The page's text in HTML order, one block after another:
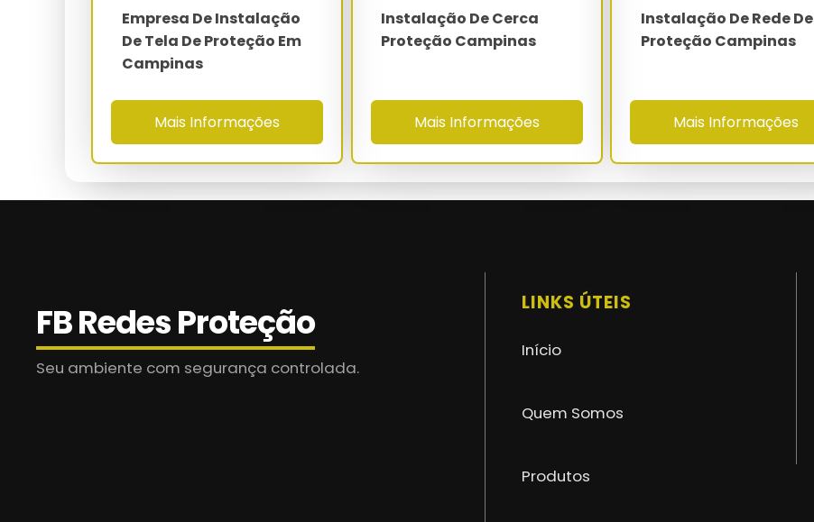
Diâmetro do fio 2.0 mm a 3.5 mm
Gancho de fixação Aço galvanizado a fogo 3.0 mm
Distância entre ganchos máximo de 30 cm
Faixa térmica -40°C a 80°C
5034
Garantia técnica 36 a 60 meses com ART no CREA
Empresa De Instalação
De Tela De Proteção Em
Campinas
Mais Informações
Instalação De Cerca
Proteção Campinas
Mais Informações
Instalação De Rede De
Proteção Campinas
Mais Informações
FB Redes Proteção
Seu ambiente com segurança controlada.
LINKS ÚTEIS
Início
Quem Somos
Produtos